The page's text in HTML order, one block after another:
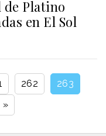
de Platino
en El Sol
262
263
»